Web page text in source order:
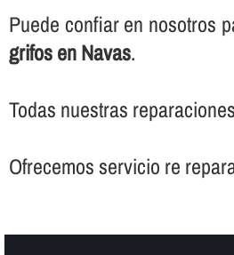
Puede confiar en nosotros
grifos en Navas.
Todas nuestras
Ofrecemos servicio re